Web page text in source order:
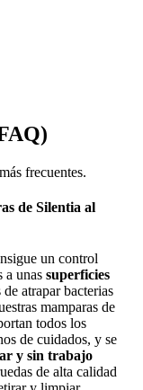
frecuentes.
de Silentia al
un control
a unas superficies
atrapar bacterias
mamparas de
todos los
de cuidados, y se
y sin trabajo
de alta calidad